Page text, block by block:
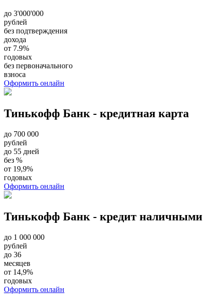
до 3'000'000
рублей
без подтверждения
дохода
от 7.9%
годовых
без первоначального
взноса
Оформить онлайн
Тинькофф Банк - кредитная карта
до 700 000
рублей
до 55 дней
без %
от 19,9%
годовых
Оформить онлайн
Тинькофф Банк - кредит наличными
до 1 000 000
рублей
до 36
месяцев
от 14,9%
годовых
Оформить онлайн